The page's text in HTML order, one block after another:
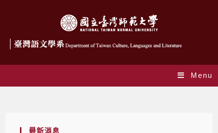
Menu
最新消息